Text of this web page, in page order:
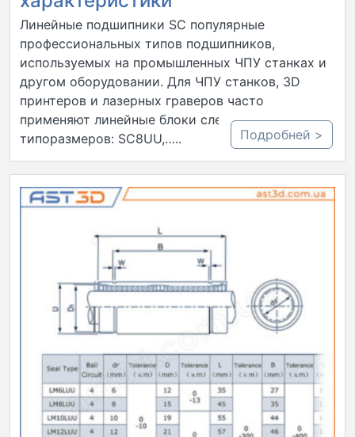
Линейные подшипники SC популярные
профессиональных типов подшипников,
используемых на промышленных ЧПУ станках и
другом оборудовании. Для ЧПУ станков, 3D
принтеров и лазерных граверов часто
применяют линейные блоки следующих
типоразмеров: SC8UU,…..
Подробней >